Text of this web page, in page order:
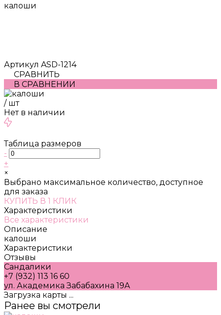
калоши
Артикул ASD-1214
СРАВНИТЬ
В СРАВНЕНИИ
/ шт
Нет в наличии
Таблица размеров
-
+
×
Выбрано максимальное количество, доступное
для заказа
КУПИТЬ В 1 КЛИК
Характеристики
Все характеристики
Описание
калоши
Характеристики
Отзывы
Сандалики
+7 (932) 113 16 60
ул. Академика Забабахина 19А
Загрузка карты ...
Ранее вы смотрели